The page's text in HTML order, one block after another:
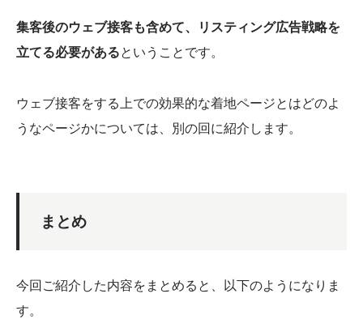
集客後のウェブ接客も含めて、リスティング広告戦略を
立てる必要があるということです。
ウェブ接客をする上での効果的な着地ページとはどのよ
うなページかについては、別の回に紹介します。
まとめ
今回ご紹介した内容をまとめると、以下のようになりま
す。